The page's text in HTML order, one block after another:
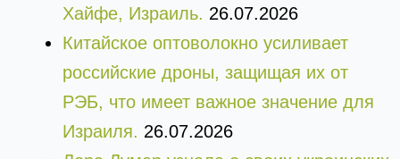
Хайфе, Израиль. 26.07.2026
Китайское оптоволокно усиливает
российские дроны, защищая их от
РЭБ, что имеет важное значение для
Израиля. 26.07.2026